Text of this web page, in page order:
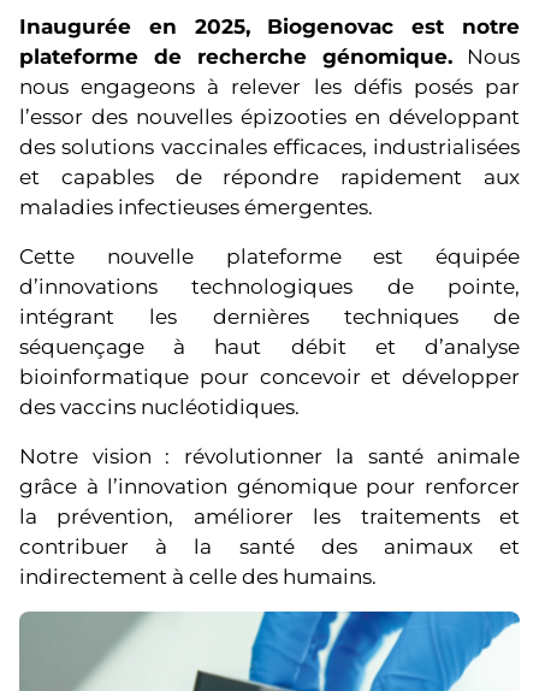
Inaugurée en 2025, Biogenovac est notre
plateforme de recherche génomique. Nous
nous engageons à relever les défis posés par
l’essor des nouvelles épizooties en développant
des solutions vaccinales efficaces, industrialisées
et capables de répondre rapidement aux
maladies infectieuses émergentes.
Cette nouvelle plateforme est équipée
d’innovations technologiques de pointe,
intégrant les dernières techniques de
séquençage à haut débit et d’analyse
bioinformatique pour concevoir et développer
des vaccins nucléotidiques.
Notre vision : révolutionner la santé animale
grâce à l’innovation génomique pour renforcer
la prévention, améliorer les traitements et
contribuer à la santé des animaux et
indirectement à celle des humains.